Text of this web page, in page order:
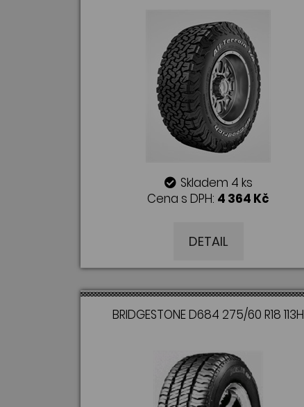
Skladem 4 ks
Cena s DPH: 4 364 Kč
DETAIL
BRIDGESTONE D684 275/60 R18 113H